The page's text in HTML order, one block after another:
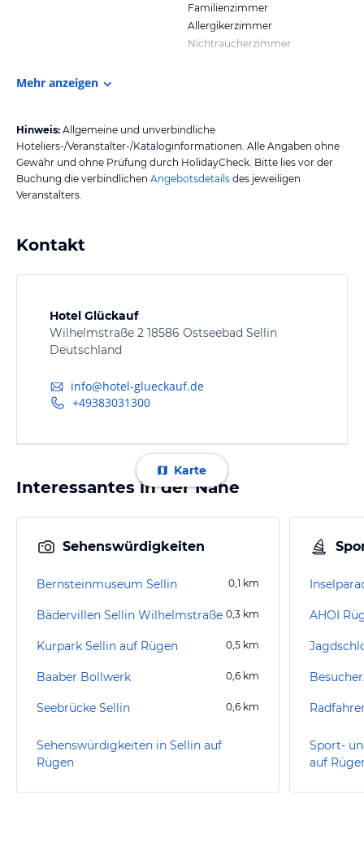
Familienzimmer
Allergikerzimmer
Nichtraucherzimmer
Mehr anzeigen
Hinweis: Allgemeine und unverbindliche
Hoteliers-/Veranstalter-/Kataloginformationen. Alle Angaben ohne
Gewähr und ohne Prüfung durch HolidayCheck. Bitte lies vor der
Buchung die verbindlichen Angebotsdetails des jeweiligen
Veranstalters.
Kontakt
Hotel Glückauf
Wilhelmstraße 2 18586 Ostseebad Sellin
Deutschland
info@hotel-glueckauf.de
+49383031300
Karte
Interessantes in der Nähe
Sehenswürdigkeiten
Bernsteinmuseum Sellin 0,1 km
Bädervillen Sellin Wilhelmstraße 0,3 km
Kurpark Sellin auf Rügen 0,5 km
Baaber Bollwerk 0,6 km
Seebrücke Sellin 0,6 km
Sehenswürdigkeiten in Sellin auf
Rügen
Sport-
auf